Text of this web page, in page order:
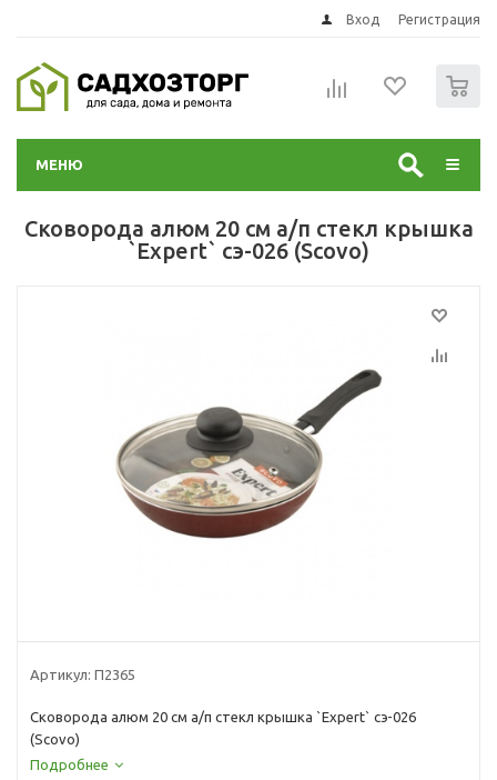
Вход Регистрация
МЕНЮ
Сковорода алюм 20 см а/п стекл крышка
`Expert` сэ-026 (Scovo)
Артикул: П2365
Сковорода алюм 20 см а/п стекл крышка `Expert` сэ-026
(Scovo)
Подробнее